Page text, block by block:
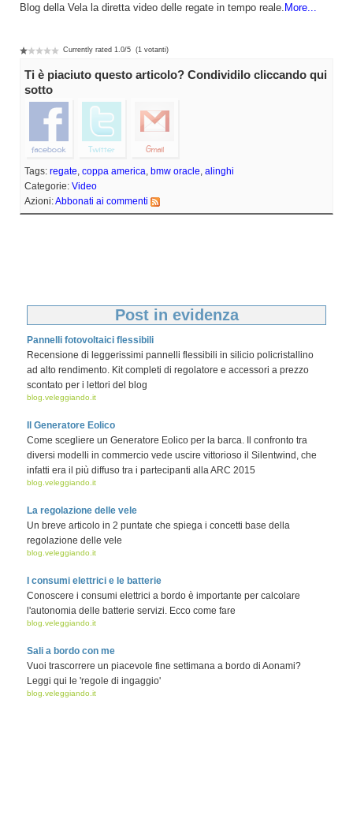
Blog della Vela la diretta video delle regate in tempo reale. More...
Currently rated 1.0/5 (1 votanti)
Ti è piaciuto questo articolo? Condividilo cliccando qui
sotto
Tags: regate, coppa america, bmw oracle, alinghi
Categorie: Video
Azioni:Abbonati ai commenti
Post in evidenza
Pannelli fotovoltaici flessibili
Recensione di leggerissimi pannelli flessibili in silicio policristallino
ad alto rendimento. Kit completi di regolatore e accessori a prezzo
scontato per i lettori del blog
blog.veleggiando.it
Il Generatore Eolico
Come scegliere un Generatore Eolico per la barca. Il confronto tra
diversi modelli in commercio vede uscire vittorioso il Silentwind, che
infatti era il più diffuso tra i partecipanti alla ARC 2015
blog.veleggiando.it
La regolazione delle vele
Un breve articolo in 2 puntate che spiega i concetti base della
regolazione delle vele
blog.veleggiando.it
I consumi elettrici e le batterie
Conoscere i consumi elettrici a bordo è importante per calcolare
l'autonomia delle batterie servizi. Ecco come fare
blog.veleggiando.it
Sali a bordo con me
Vuoi trascorrere un piacevole fine settimana a bordo di Aonami?
Leggi qui le 'regole di ingaggio'
blog.veleggiando.it